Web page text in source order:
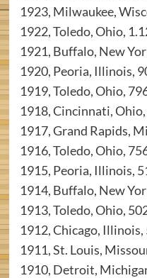
1923, Milwaukee,
1922, Toledo, Ohio,
1921, Buffalo, New
1920, Peoria, Illinois,
1919, Toledo, Ohio,
1918, Cincinnati,
1917, Grand Rapids,
1916, Toledo, Ohio,
1915, Peoria, Illinois,
1914, Buffalo, New
1913, Toledo, Ohio,
1912, Chicago, Illinois,
1911, St. Louis,
1910, Detroit,